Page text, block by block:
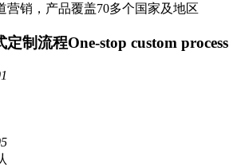
营销，产品覆盖70多个国家及地区
定制流程One-stop custom process